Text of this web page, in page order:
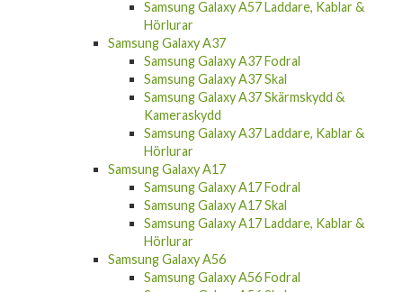
Samsung Galaxy A57 Laddare, Kablar &
Hörlurar
Samsung Galaxy A37
Samsung Galaxy A37 Fodral
Samsung Galaxy A37 Skal
Samsung Galaxy A37 Skärmskydd &
Kameraskydd
Samsung Galaxy A37 Laddare, Kablar &
Hörlurar
Samsung Galaxy A17
Samsung Galaxy A17 Fodral
Samsung Galaxy A17 Skal
Samsung Galaxy A17 Laddare, Kablar &
Hörlurar
Samsung Galaxy A56
Samsung Galaxy A56 Fodral